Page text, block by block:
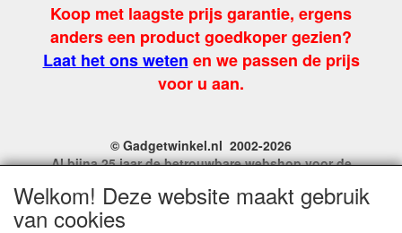
Koop met laagste prijs garantie, ergens
anders een product goedkoper gezien?
Laat het ons weten en we passen de prijs
voor u aan.
© Gadgetwinkel.nl 2002-2026
Al bijna 25 jaar de betrouwbare webshop voor de
Site Name, Ownership and Design Copyright by
Welkom! Deze website maakt gebruik
van cookies